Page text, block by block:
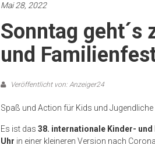
Mai 28, 2022
Sonntag geht´s
und
Veröffentlicht von: Anzeiger24
Spaß und Action für Kids und
Es ist das 38. internationale Kinder-
Uhr in einer kleineren Version nach